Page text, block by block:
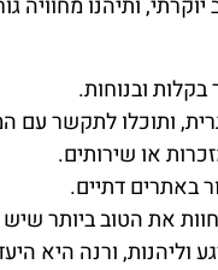
ותיהנו מחוויה
ובנוחות.
ותוכלו לתקשר עם
או שירותים.
באתרים דתיים.
את הטוב ביותר
ורנה היא